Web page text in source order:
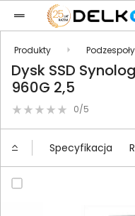
Produkty
Dysk SSD
960G 2,5
0/5
Specyfikacja